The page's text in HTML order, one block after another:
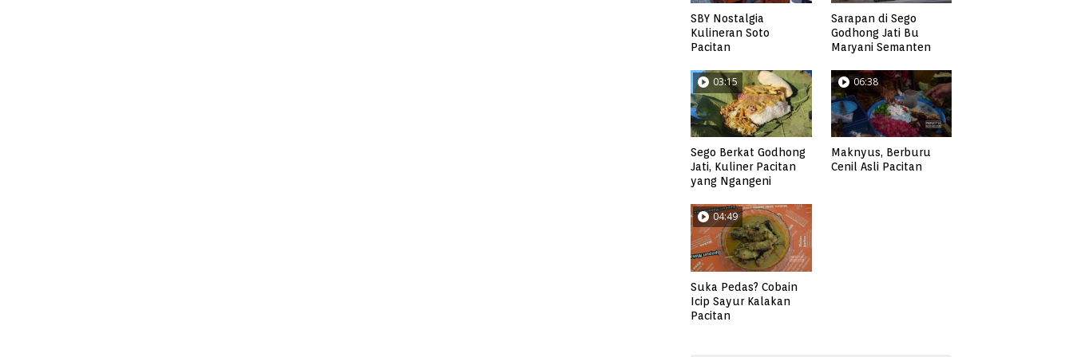
SBY Nostalgia
Kulineran Soto
Pacitan
Sarapan di Sego
Godhong Jati Bu
Maryani Semanten
03:15
Sego Berkat Godhong
Jati, Kuliner Pacitan
yang Ngangeni
06:38
Maknyus, Berburu
Cenil Asli Pacitan
04:49
Suka Pedas? Cobain
Icip Sayur Kalakan
Pacitan